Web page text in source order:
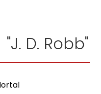
D. Robb"